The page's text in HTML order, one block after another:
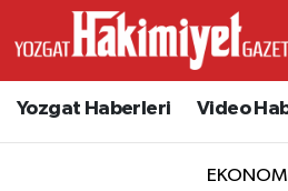
Yozgat Haberleri Video
EKONOMI